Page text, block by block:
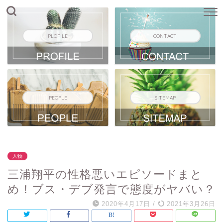
PLOFILE CONTACT
PEOPLE SITEMAP
人物
三浦翔平の性格悪いエピソードまと
め！ブス・デブ発言で態度がヤバい？
2020年4月17日 / 2021年3月26日